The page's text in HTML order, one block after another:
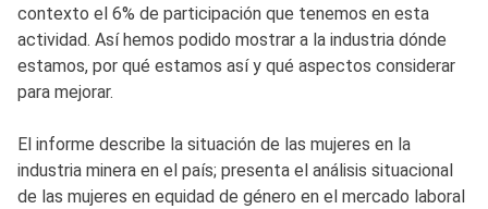
contexto el 6% de participación que tenemos en esta
actividad. Así hemos podido mostrar a la industria dónde
estamos, por qué estamos así y qué aspectos considerar
para mejorar.
El informe describe la situación de las mujeres en la
industria minera en el país; presenta el análisis situacional
de las mujeres en equidad de género en el mercado laboral